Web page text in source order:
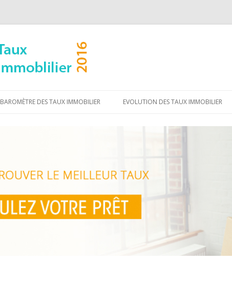
au
BAROMÈTRE DES TAUX IMMOBILIER EVOLUTION DES TAUX IMMOBILIER